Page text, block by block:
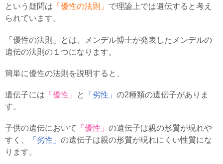
という疑問は 「優性の法則」 で理論上では遺伝すると考え
られています。
「優性の法則」とは、メンデル博士が発表したメンデルの
遺伝の法則の１つになります。
簡単に優性の法則を説明すると、
遺伝子には 「優性」 と 「劣性」 の2種類の遺伝子がありま
す。
子供の遺伝において 「優性」 の遺伝子は親の形質が現れや
すく、
「劣性」 の遺伝子は親の形質が現れにくい性質にな
ります。